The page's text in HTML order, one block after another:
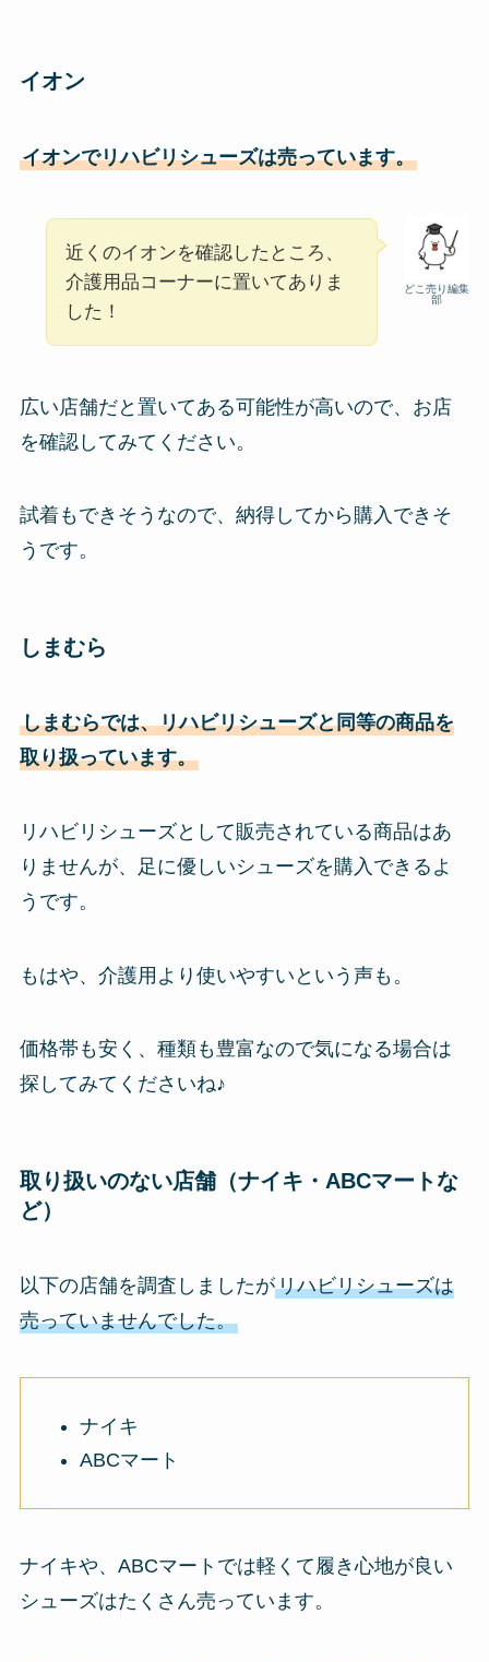
イオン
イオンでリハビリシューズは売っています。
どこ売り編集
部
近くのイオンを確認したところ、
介護用品コーナーに置いてありま
した！
広い店舗だと置いてある可能性が高いので、お店
を確認してみてください。
試着もできそうなので、納得してから購入できそ
うです。
しまむら
しまむらでは、リハビリシューズと同等の商品を
取り扱っています。
リハビリシューズとして販売されている商品はあ
りませんが、足に優しいシューズを購入できるよ
うです。
もはや、介護用より使いやすいという声も。
価格帯も安く、種類も豊富なので気になる場合は
探してみてくださいね♪
取り扱いのない店舗（ナイキ・ABCマートな
ど）
以下の店舗を調査しましたがリハビリシューズは
売っていませんでした。
ナイキ
ABCマート
ナイキや、ABCマートでは軽くて履き心地が良い
シューズはたくさん売っています。